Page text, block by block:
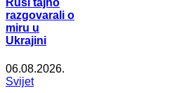
Rusi tajno
razgovarali o
miru u
Ukrajini
06.08.2026.
Svijet